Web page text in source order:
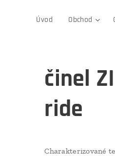
Úvod Obchod
činel
ride
Charakterizované